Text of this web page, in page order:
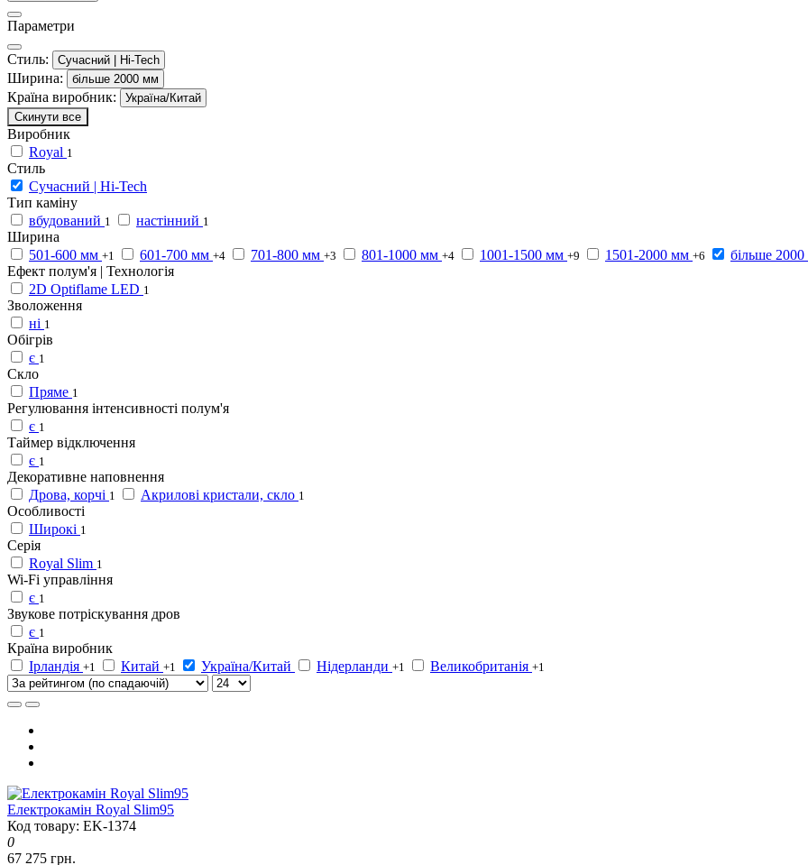
Параметри
Стиль: Сучасний | Hi-Tech
Ширина: більше 2000 мм
Країна виробник:
Україна/Китай
Скинути все
Виробник
Royal 1
Стиль
Сучасний | Hi-Tech
Тип каміну
вбудований 1 настінний 1
Ширина
501-600 мм +1 601-700 мм +4 701-800 мм +3 801-1000 мм +4 1001-1500 мм +9 1501-2000 мм +6
більше
Ефект полум'я | Технологія
2D Optiflame LED 1
Зволоження
ні 1
Обігрів
є 1
Скло
Пряме 1
Регулювання інтенсивності полум'я
є 1
Таймер відключення
є 1
Декоративне наповнення
Дрова, корчі 1 Акрилові кристали, скло 1
Особливості
Широкі 1
Серія
Royal Slim 1
Wi-Fi управління
є 1
Звукове потріскування дров
є 1
Країна виробник
Ірландія +1 Китай +1 Україна/Китай Нідерланди +1 Великобританія +1
Електрокамін Royal Slim95
Код товару: EK-1374
0
67 275 грн.